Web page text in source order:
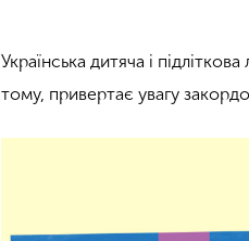
Українська дитяча і
тому, привертає увагу